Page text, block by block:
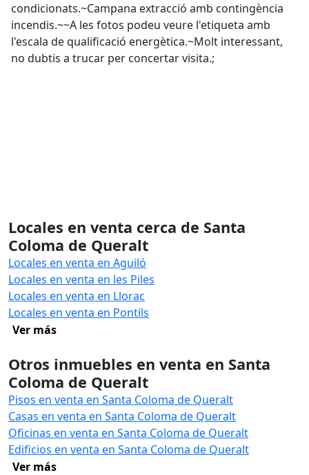
condicionats.~Campana extracció amb contingència
incendis.~~A les fotos podeu veure l'etiqueta amb
l'escala de qualificació energètica.~Molt interessant,
no dubtis a trucar per concertar visita.;
Locales en venta cerca de Santa
Coloma de Queralt
Locales en venta en Aguiló
Locales en venta en les Piles
Locales en venta en Llorac
Locales en venta en Pontils
Ver más
Otros inmuebles en venta en Santa
Coloma de Queralt
Pisos en venta en Santa Coloma de Queralt
Casas en venta en Santa Coloma de Queralt
Oficinas en venta en Santa Coloma de Queralt
Edificios en venta en Santa Coloma de Queralt
Ver más